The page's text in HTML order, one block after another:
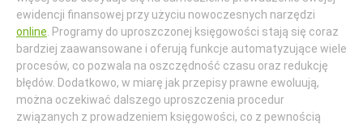
ewidencji finansowej przy użyciu nowoczesnych narzędzi
online . Programy do uproszczonej księgowości stają się coraz
bardziej zaawansowane i oferują funkcje automatyzujące wiele
procesów, co pozwala na oszczędność czasu oraz redukcję
błędów. Dodatkowo, w miarę jak przepisy prawne ewoluują,
można oczekiwać dalszego uproszczenia procedur
związanych z prowadzeniem księgowości, co z pewnością